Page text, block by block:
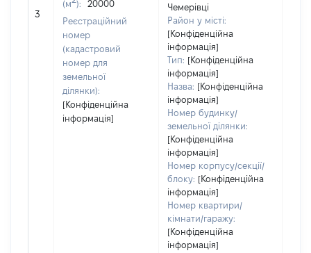
3
(м ):
20000
Реєстраційний
номер
(кадастровий
номер для
земельної
ділянки):
[Конфіденційна
інформація]
Чемерівці
Район у місті:
[Конфіденційна
інформація]
Тип: [Конфіденційна
інформація]
Назва: [Конфіденційна
інформація]
Номер будинку/
земельної ділянки:
[Конфіденційна
інформація]
Номер корпусу/секції/
блоку: [Конфіденційна
інформація]
Номер квартири/
кімнати/гаражу:
[Конфіденційна
інформація]